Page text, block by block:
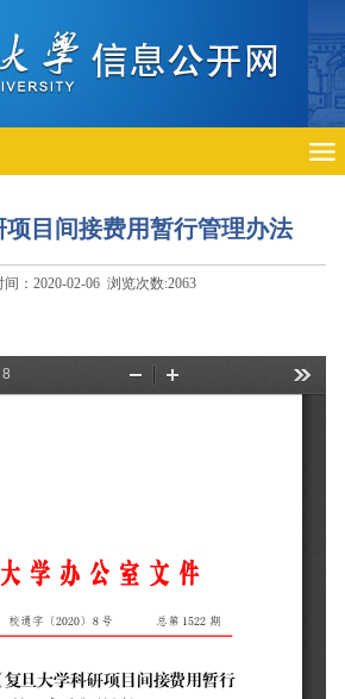
目间接费用暂行管理办法
间：2020-02-06 浏览次数:2063